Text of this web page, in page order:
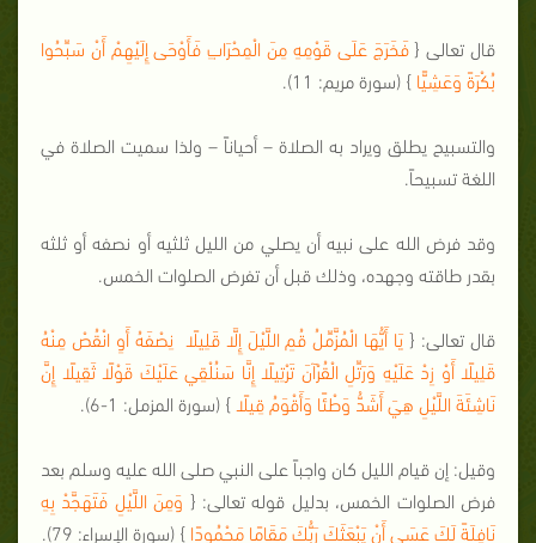
قال تعالى {فَخَرَجَ عَلَى قَوْمِهِ مِنَ الْمِحْرَابِ فَأَوْحَى إِلَيْهِمْ أَنْ سَبِّحُوا
بُكْرَةً وَعَشِيًّا } (سورة مريم: 11).
والتسبيح يطلق ويراد به الصلاة – أحياناً – ولذا سميت الصلاة في
اللغة تسبيحاً.
وقد فرض الله على نبيه أن يصلي من الليل ثلثيه أو نصفه أو ثلثه
بقدر طاقته وجهده، وذلك قبل أن تفرض الصلوات الخمس.
قال تعالى: {يَا أَيُّهَا الْمُزَّمِّلُ قُمِ اللَّيْلَ إِلَّا قَلِيلًا نِصْفَهُ أَوِ انْقُصْ مِنْهُ
قَلِيلًا أَوْ زِدْ عَلَيْهِ وَرَتِّلِ الْقُرْآنَ تَرْتِيلًا إِنَّا سَنُلْقِي عَلَيْكَ قَوْلًا ثَقِيلًا إِنَّ
نَاشِئَةَ اللَّيْلِ هِيَ أَشَدُّ وَطْئًا وَأَقْوَمُ قِيلًا } (سورة المزمل: 1-6).
وقيل: إن قيام الليل كان واجباً على النبي صلى الله عليه وسلم بعد
فرض الصلوات الخمس، بدليل قوله تعالى: { وَمِنَ اللَّيْلِ فَتَهَجَّدْ بِهِ
نَافِلَةً لَكَ عَسَى أَنْ يَبْعَثَكَ رَبُّكَ مَقَامًا مَحْمُودًا } (سورة الإسراء: 79).